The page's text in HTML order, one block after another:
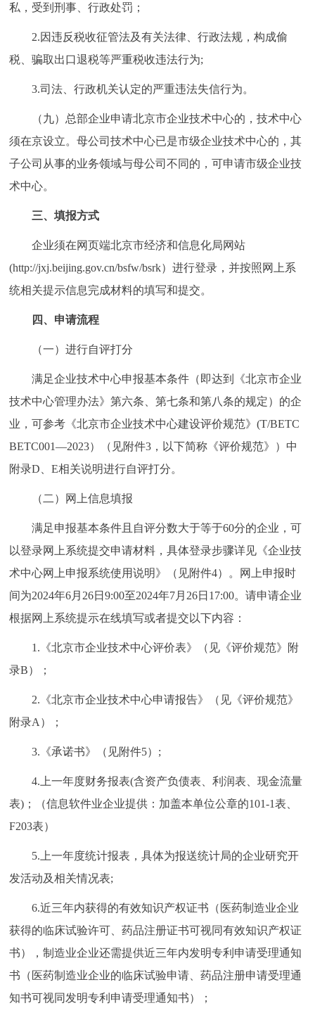
私，受到刑事、行政处罚；
2.因违反税收征管法及有关法律、行政法规，构成偷
税、骗取出口退税等严重税收违法行为;
3.司法、行政机关认定的严重违法失信行为。
（九）总部企业申请北京市企业技术中心的，技术中心
须在京设立。母公司技术中心已是市级企业技术中心的，其
子公司从事的业务领域与母公司不同的，可申请市级企业技
术中心。
三、填报方式
企业须在网页端北京市经济和信息化局网站
(http://jxj.beijing.gov.cn/bsfw/bsrk）进行登录，并按照网上系
统相关提示信息完成材料的填写和提交。
四、申请流程
（一）进行自评打分
满足企业技术中心申报基本条件（即达到《北京市企业
技术中心管理办法》第六条、第七条和第八条的规定）的企
业，可参考《北京市企业技术中心建设评价规范》(T/BETC
BETC001—2023）（见附件3，以下简称《评价规范》）中
附录D、E相关说明进行自评打分。
（二）网上信息填报
满足申报基本条件且自评分数大于等于60分的企业，可
以登录网上系统提交申请材料，具体登录步骤详见《企业技
术中心网上申报系统使用说明》（见附件4）。网上申报时
间为2024年6月26日9:00至2024年7月26日17:00。请申请企业
根据网上系统提示在线填写或者提交以下内容：
1.《北京市企业技术中心评价表》（见《评价规范》附
录B）；
2.《北京市企业技术中心申请报告》（见《评价规范》
附录A）；
3.《承诺书》（见附件5）;
4.上一年度财务报表(含资产负债表、利润表、现金流量
表)；（信息软件业企业提供：加盖本单位公章的101-1表、
F203表）
5.上一年度统计报表，具体为报送统计局的企业研究开
发活动及相关情况表;
6.近三年内获得的有效知识产权证书（医药制造业企业
获得的临床试验许可、药品注册证书可视同有效知识产权证
书），制造业企业还需提供近三年内发明专利申请受理通知
书（医药制造业企业的临床试验申请、药品注册申请受理通
知书可视同发明专利申请受理通知书）；